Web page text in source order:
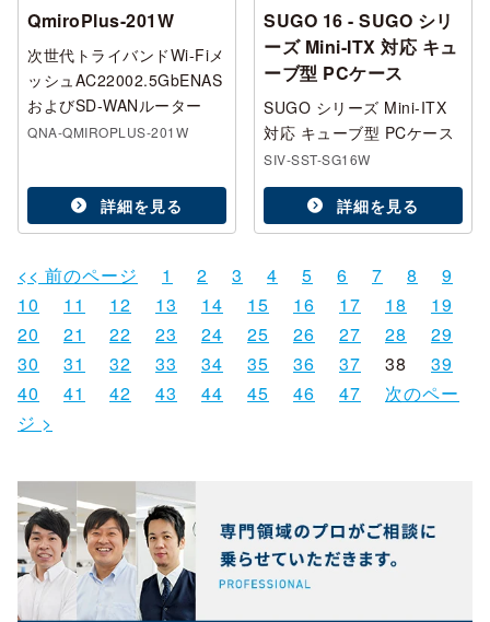
QmiroPlus-201W
次世代トライバンドWi-Fiメ
ッシュAC22002.5GbENAS
およびSD-WANルーター
QNA-QMIROPLUS-201W
詳細を見る
SUGO 16 - SUGO シリ
ーズ Mini-ITX 対応 キュ
ーブ型 PCケース
SUGO シリーズ Mini-ITX
対応 キューブ型 PCケース
SIV-SST-SG16W
詳細を見る
<< 前のページ 1 2 3 4 5 6 7 8
9
10
11 12 13 14 15 16 17 18
19
20
21 22 23 24 25 26 27 28
29
30
31 32 33 34 35 36 37 38 39
40
41 42 43 44 45 46 47
次のペー
ジ >